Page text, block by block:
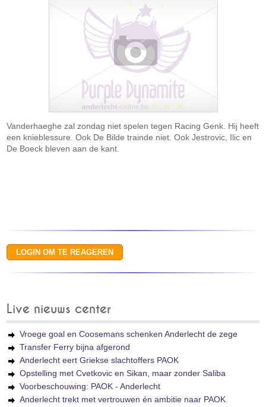
Vanderhaeghe zal zondag niet spelen tegen Racing Genk. Hij heeft
een knieblessure. Ook De Bilde trainde niet. Ook Jestrovic, Ilic en
De Boeck bleven aan de kant.
Live nieuws center
Vroege goal en Coosemans schenken Anderlecht de zege
Transfer Ferry bijna afgerond
Anderlecht eert Griekse slachtoffers PAOK
Opstelling met Cvetkovic en Sikan, maar zonder Saliba
Voorbeschouwing: PAOK - Anderlecht
Anderlecht trekt met vertrouwen én ambitie naar PAOK